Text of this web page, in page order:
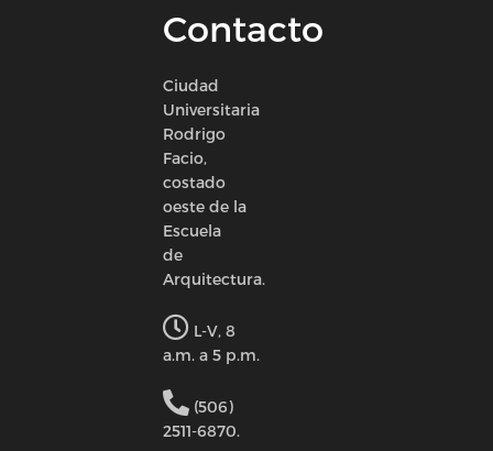
Contacto
Ciudad
Universitaria
Rodrigo
Facio,
costado
oeste de la
Escuela
de
Arquitectura.
L-V, 8
a.m. a 5 p.m.
(506)
2511-6870.